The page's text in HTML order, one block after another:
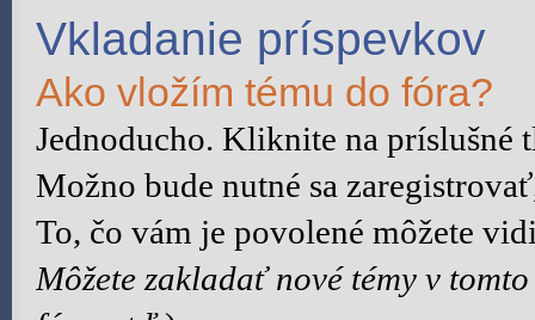
Vkladanie príspevkov
Ako vložím tému do fóra?
Jednoducho. Kliknite na príslušné
Možno bude nutné sa
To, čo vám je povolené môžete
Môžete zakladať nové témy v